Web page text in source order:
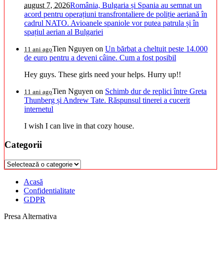
august 7, 2026România, Bulgaria și Spania au semnat un
acord pentru operațiuni transfrontaliere de poliție aeriană în
cadrul NATO. Avioanele spaniole vor putea patrula și în
spațiul aerian al Bulgariei
11 ani agoTien Nguyen on Un bărbat a cheltuit peste 14.000
de euro pentru a deveni câine. Cum a fost posibil
Hey guys. These girls need your helps. Hurry up!!
11 ani agoTien Nguyen on Schimb dur de replici între Greta
Thunberg și Andrew Tate. Răspunsul tinerei a cucerit
internetul
I wish I can live in that cozy house.
Categorii
Categorii
Acasă
Confidentialitate
GDPR
Presa Alternativa